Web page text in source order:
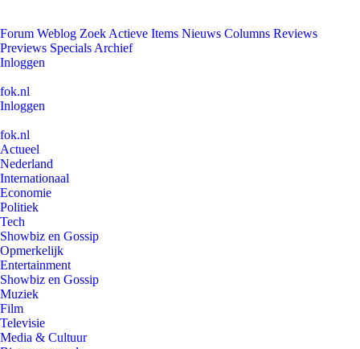
Forum Weblog Zoek Actieve Items Nieuws Columns Reviews
Previews Specials Archief
Inloggen
fok.nl
Inloggen
fok.nl
Actueel
Nederland
Internationaal
Economie
Politiek
Tech
Showbiz en Gossip
Opmerkelijk
Entertainment
Showbiz en Gossip
Muziek
Film
Televisie
Media & Cultuur